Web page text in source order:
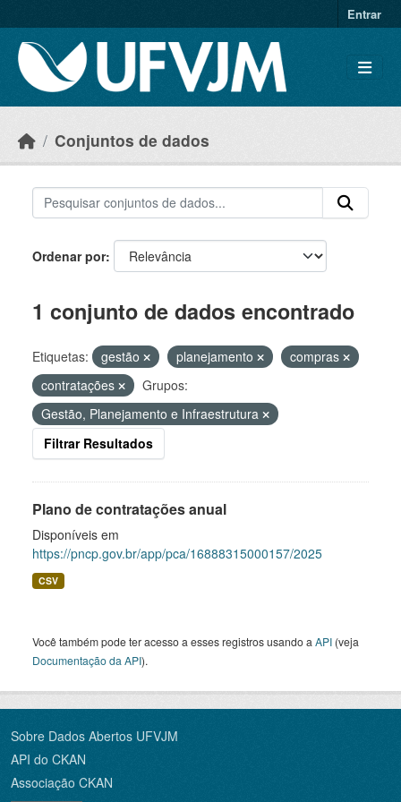
Entrar
Conjuntos de dados
Ordenar por
1 conjunto de dados encontrado
Etiquetas: gestão planejamento
compras
contratações
Grupos:
Gestão, Planejamento e Infraestrutura
Filtrar Resultados
Plano de contratações anual
Disponíveis em
https://pncp.gov.br/app/pca/16888315000157/2025
CSV
Você também pode ter acesso a esses registros usando a API (veja
Documentação da API).
Sobre Dados Abertos UFVJM
API do CKAN
Associação CKAN